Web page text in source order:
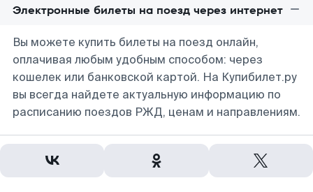
Электронные билеты на поезд через интернет
Вы можете купить билеты на поезд онлайн,
оплачивая любым удобным способом: через
кошелек или банковской картой. На Купибилет.ру
вы всегда найдете актуальную информацию по
расписанию поездов РЖД, ценам и направлениям.